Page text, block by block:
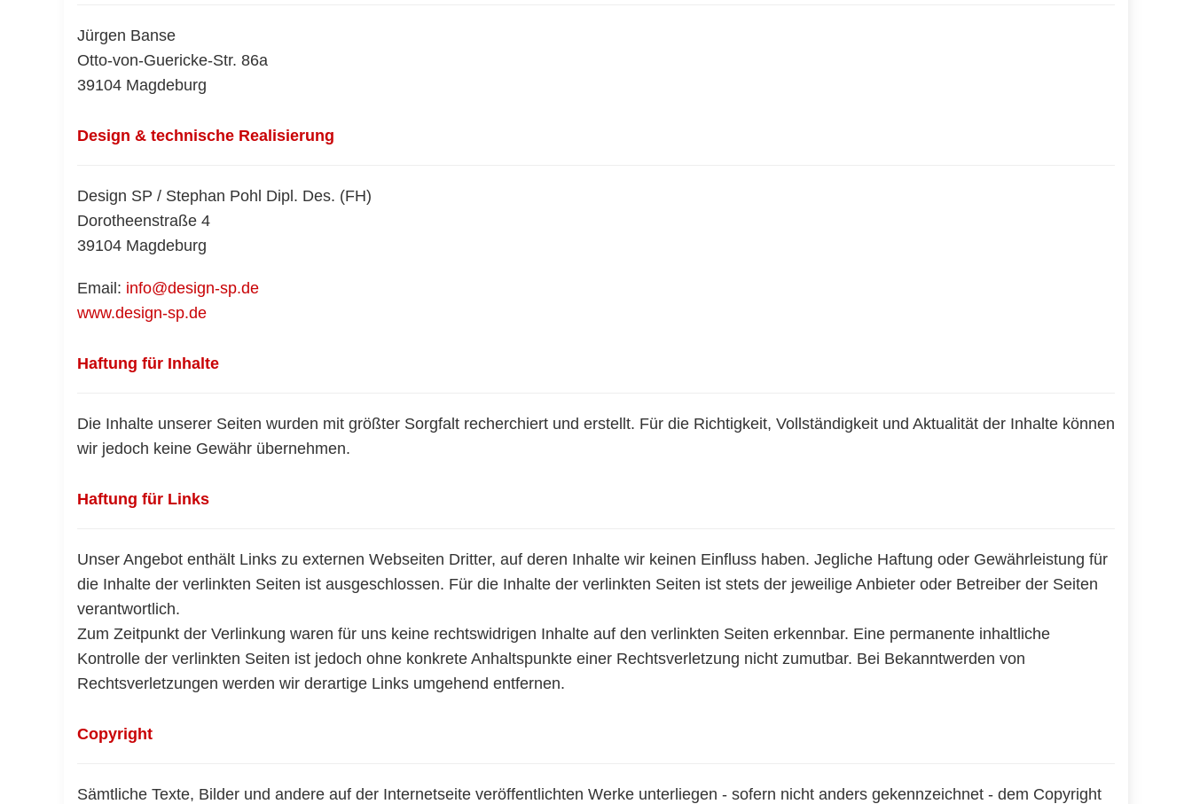
Jürgen Banse
Otto-von-Guericke-Str. 86a
39104 Magdeburg
Design & technische Realisierung
Design SP / Stephan Pohl Dipl. Des. (FH)
Dorotheenstraße 4
39104 Magdeburg
Email: info@design-sp.de
www.design-sp.de
Haftung für Inhalte
Die Inhalte unserer Seiten wurden mit größter Sorgfalt recherchiert und erstellt. Für die Richtigkeit, Vollständigkeit und Aktualität der Inhalte können
wir jedoch keine Gewähr übernehmen.
Haftung für Links
Unser Angebot enthält Links zu externen Webseiten Dritter, auf deren Inhalte wir keinen Einfluss haben. Jegliche Haftung oder Gewährleistung für
die Inhalte der verlinkten Seiten ist ausgeschlossen. Für die Inhalte der verlinkten Seiten ist stets der jeweilige Anbieter oder Betreiber der Seiten
verantwortlich.
Zum Zeitpunkt der Verlinkung waren für uns keine rechtswidrigen Inhalte auf den verlinkten Seiten erkennbar. Eine permanente inhaltliche
Kontrolle der verlinkten Seiten ist jedoch ohne konkrete Anhaltspunkte einer Rechtsverletzung nicht zumutbar. Bei Bekanntwerden von
Rechtsverletzungen werden wir derartige Links umgehend entfernen.
Copyright
Sämtliche Texte, Bilder und andere auf der Internetseite veröffentlichten Werke unterliegen - sofern nicht anders gekennzeichnet - dem Copyright